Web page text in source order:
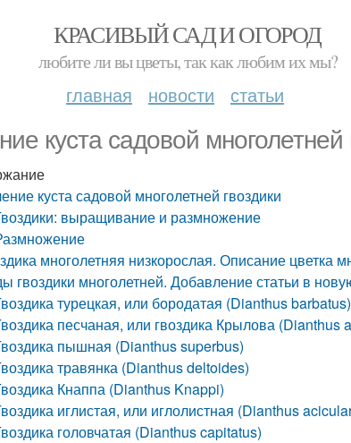
КРАСИВЫЙ САД И ОГОРОД
любите ли вы цветы, так как любим их мы?
главная новости статьи
куста садовой многолетней
куста садовой многолетней гвоздики
выращивание и размножение
многолетняя низкорослая. Описание цветка
гвоздики многолетней. Добавление статьи в
турецкая, или бородатая (Dianthus barbatus)
песчаная, или гвоздика Крылова (Dianthus
пышная (Dianthus superbus)
травянка (Dianthus deltoides)
Кнаппа (Dianthus Knappi)
иглистая, или иглолистная (Dianthus
головчатая (Dianthus capitatus)